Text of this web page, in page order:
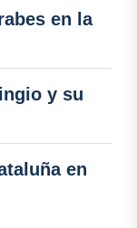
en la
y su
en